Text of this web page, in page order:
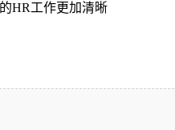
HR工作更加清晰